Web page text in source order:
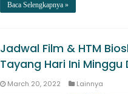
Baca Selengkapnya »
Jadwal Film & HTM
Tayang Hari Ini Minggu
March 20, 2022 Lainnya